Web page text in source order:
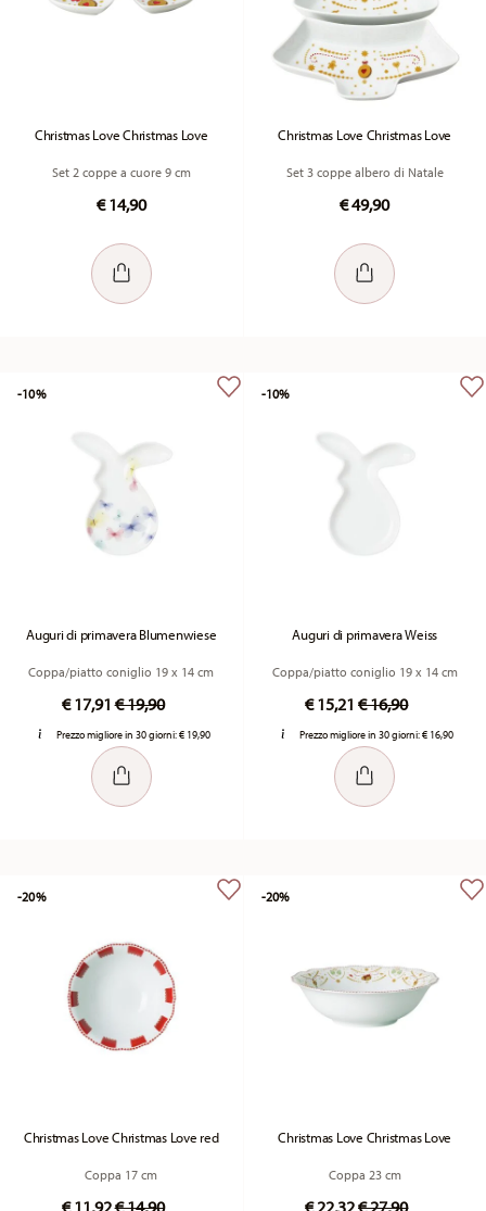
Christmas Love Christmas Love
Set 2 coppe a cuore 9 cm
€ 14,90
Christmas Love Christmas Love
Set 3 coppe albero di Natale
€ 49,90
Auguri di primavera Blumenwiese
Coppa/piatto coniglio 19 x 14 cm
€ 17,91Price reduced from
€ 19,90to
Prezzo migliore in 30 giorni:€ 19,90
-10%
Auguri di primavera Weiss
Coppa/piatto coniglio 19 x 14 cm
€ 15,21Price reduced
€ 16,90to
Prezzo migliore in 30 giorni:€ 16,90
-10%
Christmas Love Christmas Love red
Coppa 17 cm
Price reduced from
to
-20%
Christmas Love Christmas Love
Coppa 23 cm
Price reduced
to
-20%